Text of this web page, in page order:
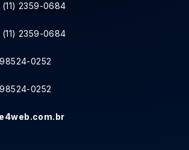
2359-0684
2359-0684
0252
0252